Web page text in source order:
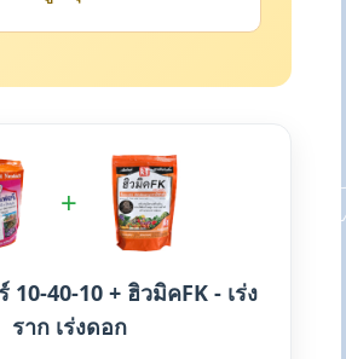
+
10-40-10 + ฮิวมิคFK - เร่ง
ราก เร่งดอก